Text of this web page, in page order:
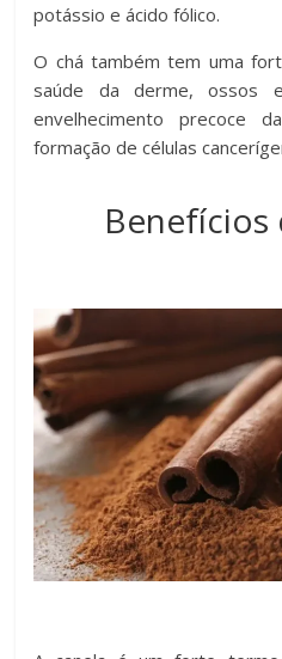
potássio e ácido fólico.
O chá também tem uma
saúde da derme, ossos
envelhecimento precoce
formação de células
Benefícios